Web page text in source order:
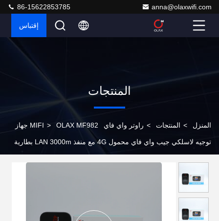
anna@olaxwifi.com
86-15622853785
إقتباس
المنتجات
المنزل > المنتجات > راوتر واي فاي MIFI > OLAX MF982 جهاز
توجيه لاسلكي جيب واي فاي محمول 4G مع منفذ LAN 3000m بطارية